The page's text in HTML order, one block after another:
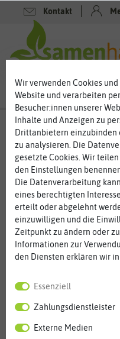
Kontakt
Kräutersamen-
Oregano – echter Dost
Oregano gehört zu den Heil-
mediterrane Küche kommt
unseren Breitengraden
Sie ihn sonnig pflanzen. Viel
nicht. Sie können Oregano
Balkon oder der Terrasse
wahre Insektenmagneten.
Insekten liegen Oregano.
Filter
Wir verwenden Cookies
Website und verarbeiten
Besucher:innen unserer
Inhalte und Anzeigen zu
Drittanbietern einzubinden
zu analysieren. Die
gesetzte Cookies. Wir
den Einstellungen
Die Datenverarbeitung
eines berechtigten
erteilt oder abgelehnt
einzuwilligen und die
Zeitpunkt zu ändern oder
Informationen zur
den Diensten erklären wir
Essenziell
Zahlungsdienstleister
Externe Medien